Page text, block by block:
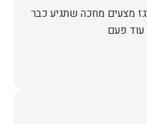
מצעים מחכה שתגיע כבר
עוד פעם